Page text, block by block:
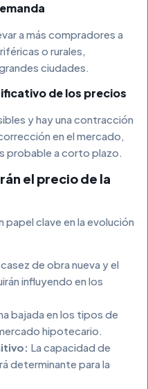
a más compradores a
o rurales,
ciudades.
de los precios
y hay una contracción
en el mercado,
probable a corto plazo.
el precio de la
clave en la evolución
de obra nueva y el
influyendo en los
bajada en los tipos de
hipotecario.
La capacidad de
determinante para la